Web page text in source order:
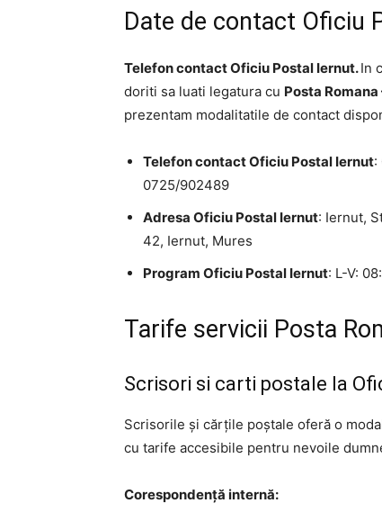
Date de contact Oficiu
Telefon contact Oficiu Postal Iernut.In
doriti sa luati legatura cu Posta
prezentam modalitatile de contact
Telefon contact Oficiu Postal Iernut:
0725/902489
Adresa Oficiu Postal Iernut: Iernut,
42, Iernut, Mures
Program Oficiu Postal Iernut: L-V:
Tarife servicii Posta
Scrisori si carti postale la
Scrisorile și cărțile poștale oferă o
cu tarife accesibile pentru nevoile
Corespondență internă: